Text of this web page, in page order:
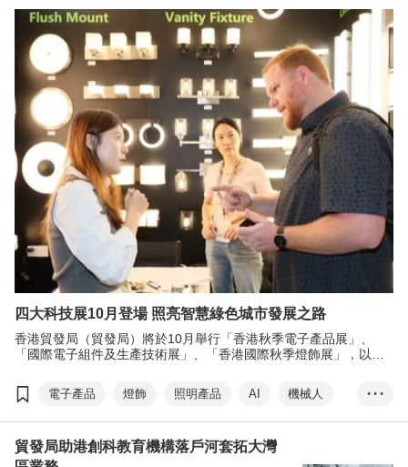
得升幅。不少參展商表示斬獲新訂單及與不同
地區的潛在買家建立了聯繫。
四大科技展10月登場 照亮智慧綠色城市發展之路
香港貿發局（貿發局）將於10月舉行「香港秋季電子產品展」、
「國際電子組件及生產技術展」、「香港國際秋季燈飾展」，以及
地區，超過6,200家展商參與，重點聚焦人工智能與機械人、銀髮經
濟、智能照明和物聯網等領域，展示多款獲奬設計及世界级項目的
電子產品 燈飾 照明產品 AI
機械人
銀髮
數碼娛樂
• • •
貿發局助港創科教育機構落戶河套拓大灣